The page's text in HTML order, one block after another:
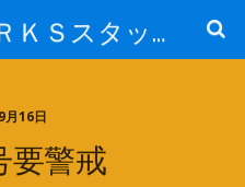
ＨＯＭＥＷＯＲＫＳスタッフ日記ブログ
月16日
要警戒